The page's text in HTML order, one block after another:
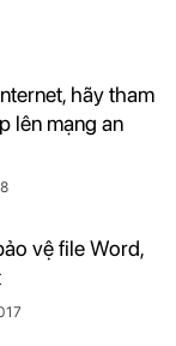
hãy tham
lên mạng an
vệ file Word,